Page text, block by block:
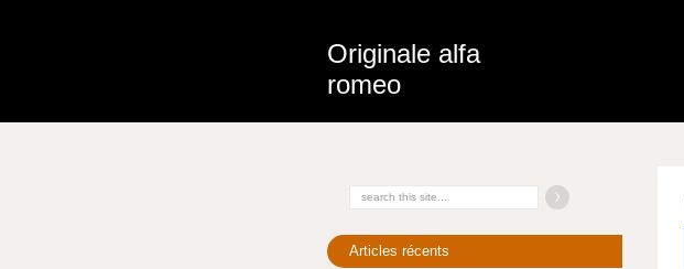
Originale alfa
romeo
Articles récents